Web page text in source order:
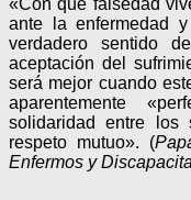
ante la enfermedad
verdadero sentido
aceptación del
será mejor cuando
aparentemente
solidaridad entre los
respeto mutuo». (
Enfermos y